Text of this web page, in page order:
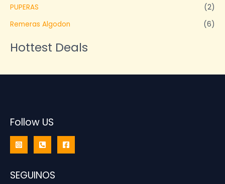
PUPERAS
(2)
Remeras Algodon
(6)
Hottest Deals
Follow US
SEGUINOS